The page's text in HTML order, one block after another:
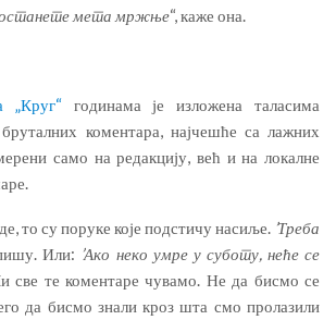
мета мржње“, каже она.
„Круг“годинама је изложена таласима
коментара, најчешће са лажних
само на редакцију, већ и на локалне
то су поруке које подстичу насиље. ’Треба
Или: ’Ако неко умре у суботу, неће се
те коментаре чувамо. Не да бисмо се
да бисмо знали кроз шта смо пролазили